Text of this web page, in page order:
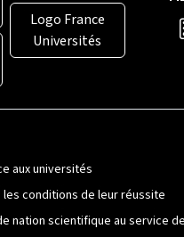
Logo France
Universités
aux universités
les conditions de leur réussite
nation scientifique au service